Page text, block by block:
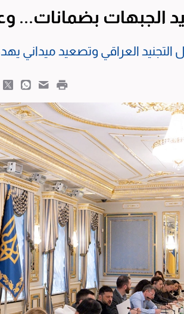
الجبهات بضمانات...
العراقي وتصعيد ميداني